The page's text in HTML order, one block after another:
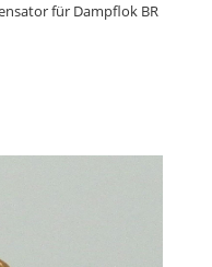
für Dampflok BR